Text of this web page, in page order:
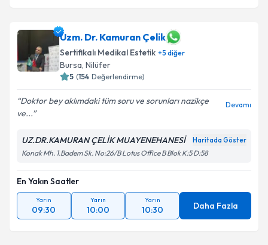
Uzm. Dr. Kamuran Çelik
Sertifikalı Medikal Estetik +5 diğer
Bursa, Nilüfer
5 (154 Değerlendirme)
Doktor bey aklımdaki tüm soru ve sorunları nazikçe
ve...
Devamı
UZ.DR.KAMURAN ÇELİK MUAYENEHANESİ Haritada Göster
Konak Mh. 1.Badem Sk. No:26/B Lotus Office B Blok K:5 D:58
En Yakın Saatler
Yarın
09:30
Yarın
10:00
Yarın
10:30 Daha Fazla